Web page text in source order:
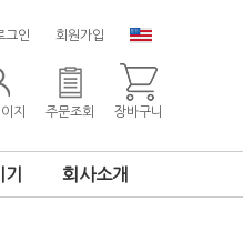
그인 회원가입
지 주문조회 장바구니
회사소개